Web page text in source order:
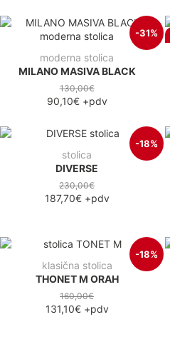
-31%
moderna stolica
MILANO MASIVA BLACK
130,00€
90,10€+pdv
-18%
stolica
DIVERSE
230,00€
187,70€+pdv
-18%
klasična stolica
THONET M ORAH
160,00€
131,10€+pdv